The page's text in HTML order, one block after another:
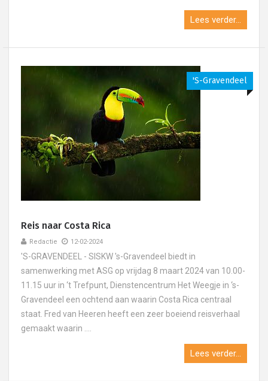
Lees verder...
's-Gravendeel
Reis naar Costa Rica
Redactie 12-02-2024
'S-GRAVENDEEL - SISKW 's-Gravendeel biedt in
samenwerking met ASG op vrijdag 8 maart 2024 van 10.00-
11.15 uur in ‘t Trefpunt, Dienstencentrum Het Weegje in ‘s-
Gravendeel een ochtend aan waarin Costa Rica centraal
staat. Fred van Heeren heeft een zeer boeiend reisverhaal
gemaakt waarin ....
Lees verder...